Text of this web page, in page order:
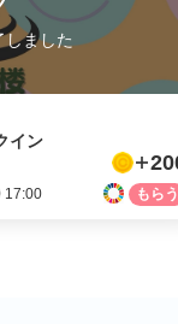
ました
イン
17:00